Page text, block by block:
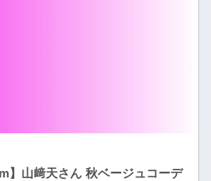
】山﨑天さん 秋ベージュコーデ